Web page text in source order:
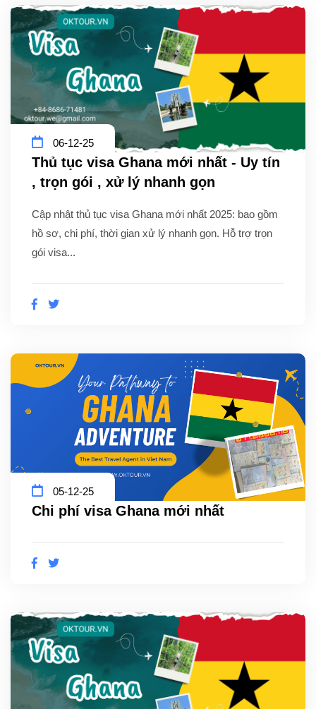
06-12-25
Thủ tục visa Ghana mới nhất - Uy tín
, trọn gói , xử lý nhanh gọn
Cập nhật thủ tục visa Ghana mới nhất 2025: bao gồm
hồ sơ, chi phí, thời gian xử lý nhanh gọn. Hỗ trợ trọn
gói visa...
05-12-25
Chi phí visa Ghana mới nhất